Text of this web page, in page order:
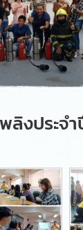
ลิงประจำ